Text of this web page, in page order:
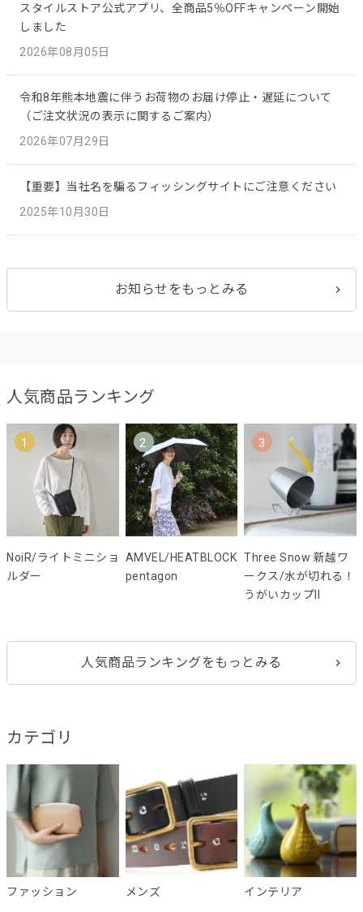
スタイルストア公式アプリ、全商品5％OFFキャンペーン開始
しました
2026年08月05日
令和8年熊本地震に伴うお荷物のお届け停止・遅延について
（ご注文状況の表示に関するご案内）
2026年07月29日
【重要】当社名を騙るフィッシングサイトにご注意ください
2025年10月30日
お知らせをもっとみる
人気商品ランキング
1
NoiR/ライトミニショ
ルダー
2
AMVEL/HEATBLOCK
pentagon
3
Three Snow 新越ワ
ークス/水が切れる！
うがいカップII
人気商品ランキングをもっとみる
カテゴリ
ファッション メンズ インテリア